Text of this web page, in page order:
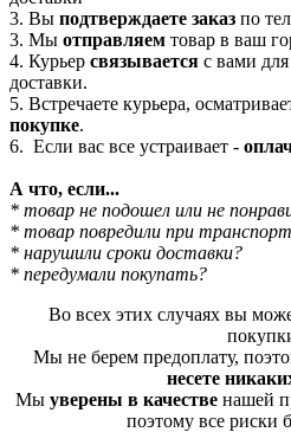
3. Вы подтверждаете заказ по
3. Мы отправляем товар в ваш
4. Курьер связывается с вами
доставки.
5. Встречаете курьера,
покупке.
6. Если вас все устраивает -
А что, если...
* товар не подошел или не
* товар повредили при
* нарушили сроки доставки?
* передумали покупать?
Во всех этих случаях вы
Мы не берем предоплату,
несете
Мы уверены в качестве нашей
поэтому все риски